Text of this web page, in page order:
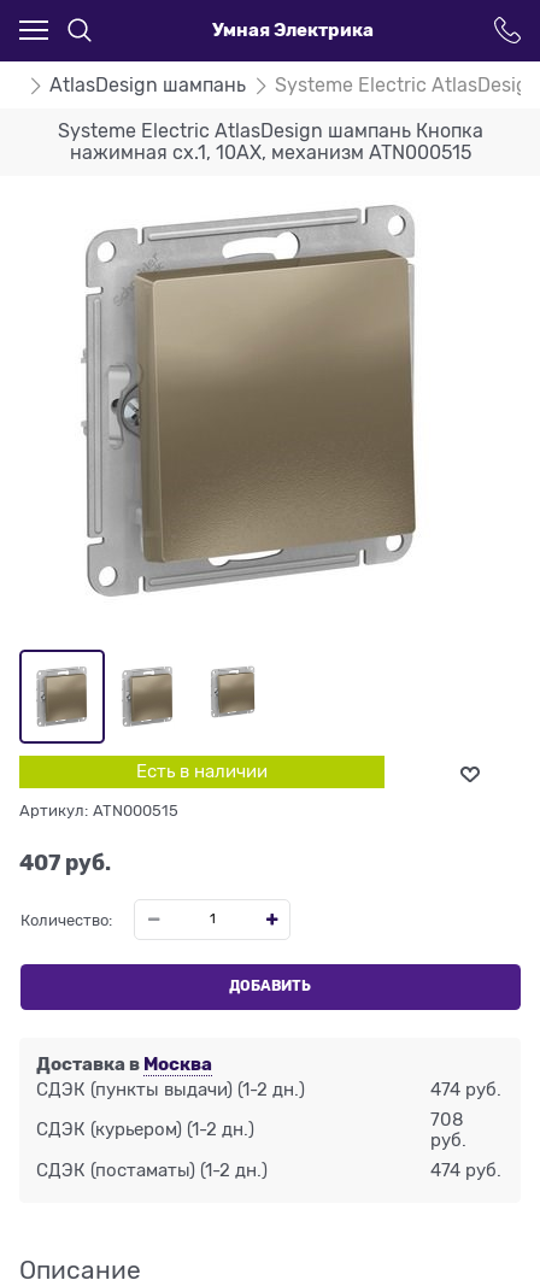
Умная Электрика
AtlasDesign шампань Systeme Electric
Systeme Electric AtlasDesign шампань Кнопка
нажимная сх.1, 10АХ, механизм ATN000515
Есть в наличии
Артикул: ATN000515
407 руб.
Количество:
ДОБАВИТЬ
Доставка в Москва
СДЭК (пункты выдачи) (1-2 дн.) 474 руб.
СДЭК (курьером) (1-2 дн.)
708
руб.
СДЭК (постаматы) (1-2 дн.) 474 руб.
Описание